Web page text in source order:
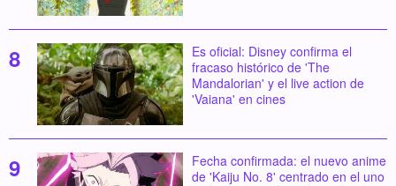
Es oficial: Disney confirma el
fracaso histórico de 'The
Mandalorian' y el live action de
'Vaiana' en cines
Fecha confirmada: el nuevo anime
de 'Kaiju No. 8' centrado en el uno